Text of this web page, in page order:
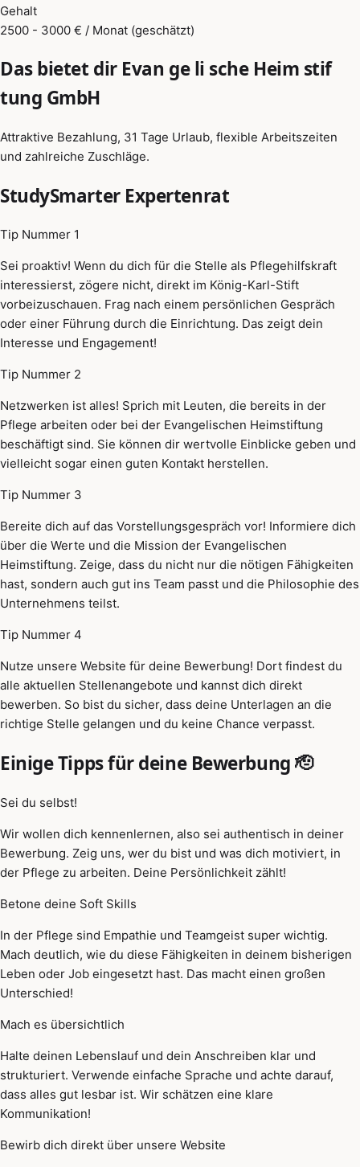
Gehalt
2500 - 3000 € / Monat (geschätzt)
Das bietet dir Evan ge li sche Heim stif
tung GmbH
Attraktive Bezahlung, 31 Tage Urlaub, flexible Arbeitszeiten
und zahlreiche Zuschläge.
StudySmarter Expertenrat
Tip Nummer 1
Sei proaktiv! Wenn du dich für die Stelle als Pflegehilfskraft
interessierst, zögere nicht, direkt im König-Karl-Stift
vorbeizuschauen. Frag nach einem persönlichen Gespräch
oder einer Führung durch die Einrichtung. Das zeigt dein
Interesse und Engagement!
Tip Nummer 2
Netzwerken ist alles! Sprich mit Leuten, die bereits in der
Pflege arbeiten oder bei der Evangelischen Heimstiftung
beschäftigt sind. Sie können dir wertvolle Einblicke geben und
vielleicht sogar einen guten Kontakt herstellen.
Tip Nummer 3
Bereite dich auf das Vorstellungsgespräch vor! Informiere dich
über die Werte und die Mission der Evangelischen
Heimstiftung. Zeige, dass du nicht nur die nötigen Fähigkeiten
hast, sondern auch gut ins Team passt und die Philosophie des
Unternehmens teilst.
Tip Nummer 4
Nutze unsere Website für deine Bewerbung! Dort findest du
alle aktuellen Stellenangebote und kannst dich direkt
bewerben. So bist du sicher, dass deine Unterlagen an die
richtige Stelle gelangen und du keine Chance verpasst.
Einige Tipps für deine Bewerbung 🫡
Sei du selbst!
Wir wollen dich kennenlernen, also sei authentisch in deiner
Bewerbung. Zeig uns, wer du bist und was dich motiviert, in
der Pflege zu arbeiten. Deine Persönlichkeit zählt!
Betone deine Soft Skills
In der Pflege sind Empathie und Teamgeist super wichtig.
Mach deutlich, wie du diese Fähigkeiten in deinem bisherigen
Leben oder Job eingesetzt hast. Das macht einen großen
Unterschied!
Mach es übersichtlich
Halte deinen Lebenslauf und dein Anschreiben klar und
strukturiert. Verwende einfache Sprache und achte darauf,
dass alles gut lesbar ist. Wir schätzen eine klare
Kommunikation!
Bewirb dich direkt über unsere Website